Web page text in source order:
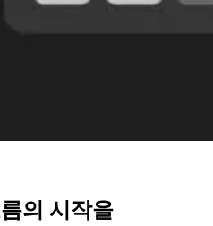
의 시작을